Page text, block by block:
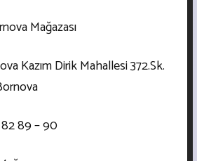
Mağazası
Kazım Dirik Mahallesi 372.Sk.
89 – 90